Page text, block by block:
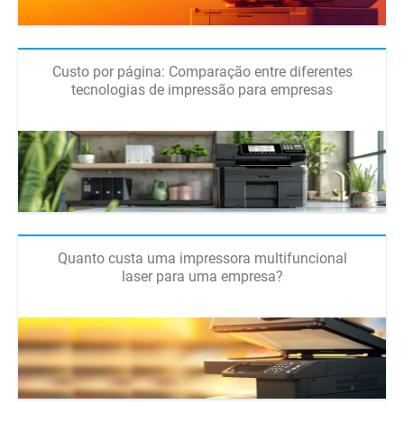
Custo por página: Comparação entre diferentes
tecnologias de impressão para empresas
Quanto custa uma impressora multifuncional
laser para uma empresa?